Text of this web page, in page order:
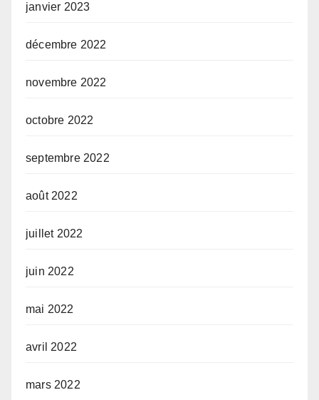
janvier 2023
décembre 2022
novembre 2022
octobre 2022
septembre 2022
août 2022
juillet 2022
juin 2022
mai 2022
avril 2022
mars 2022